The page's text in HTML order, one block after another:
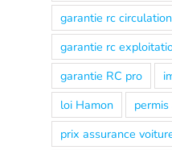
garantie rc circulation
garantie rc
garantie RC pro
loi Hamon
prix assurance